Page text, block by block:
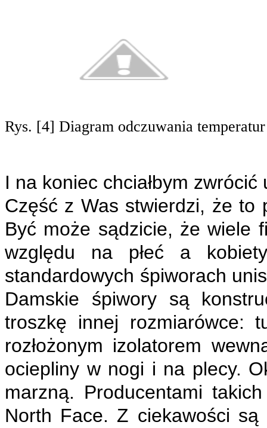
Rys. [4] Diagram odczuwania
I na koniec chciałbym
Część z Was stwierdzi, że to
Być może sądzicie, że wiele
względu na płeć a
standardowych śpiworach
Damskie śpiwory są
troszkę innej rozmiarówce:
rozłożonym izolatorem
ociepliny w nogi i na plecy.
marzną. Producentami
North Face. Z ciekawości